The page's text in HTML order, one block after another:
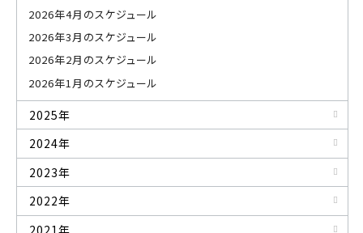
2026年4月のスケジュール
2026年3月のスケジュール
2026年2月のスケジュール
2026年1月のスケジュール
2025年
2024年
2023年
2022年
2021年